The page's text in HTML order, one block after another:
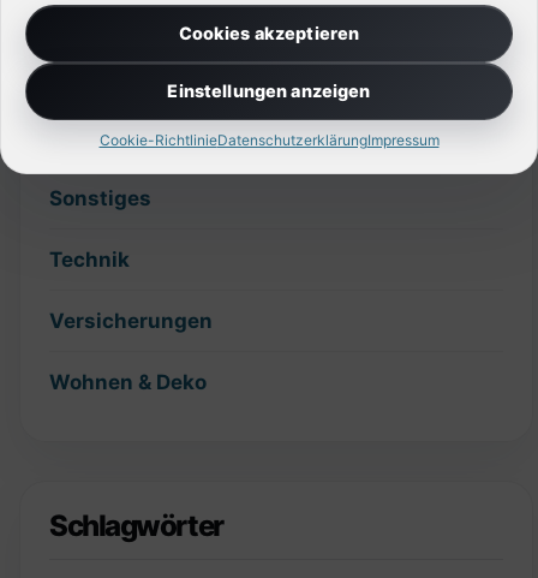
Cookies akzeptieren
Einstellungen anzeigen
Cookie-RichtlinieDatenschutzerklärungImpressum
Hecken
Slider
Sonstiges
Technik
Versicherungen
Wohnen & Deko
Schlagwörter